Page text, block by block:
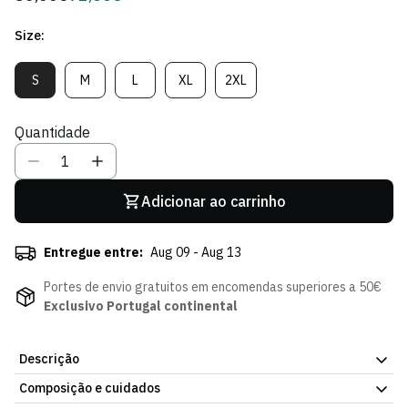
Size:
SVariante
Esgotada
Indisponível
MVariante
Esgotada
Indisponível
LVariante
Esgotada
XLVariante
Esgotada
2XLVariante
Esgotada
Quantidade
Adicionar ao carrinho
Entregue entre: Aug 09 - Aug 13
Portes de envio gratuitos em encomendas superiores a 50€
Exclusivo Portugal continental
Descrição
Hoodie Sequoia, da atual coleção da Loja Verde Online. Fácil de
Composição e cuidados